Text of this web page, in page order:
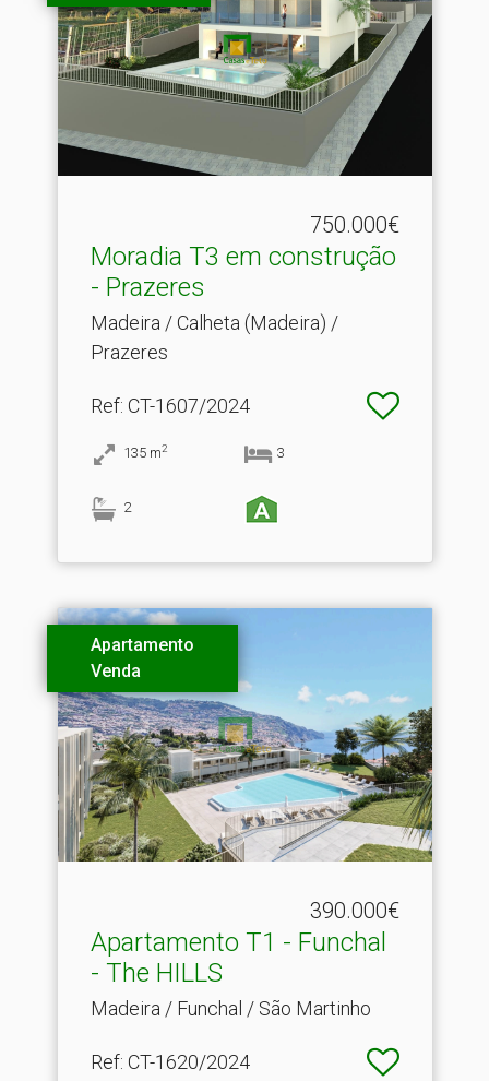
750.000€
Moradia T3 em construção
- Prazeres
Madeira / Calheta (Madeira) /
Prazeres
Ref: CT-1607/2024
135 m2 3
2
Apartamento
Venda
390.000€
Apartamento T1 - Funchal
- The HILLS
Madeira / Funchal / São Martinho
Ref: CT-1620/2024